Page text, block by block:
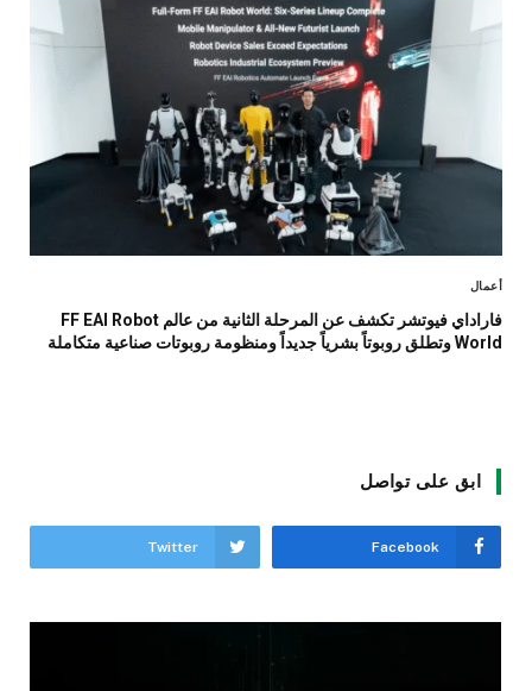
أعمال
فاراداي فيوتشر تكشف عن المرحلة الثانية من عالم FF EAI Robot
World وتطلق روبوتاً بشرياً جديداً ومنظومة روبوتات صناعية متكاملة
ابق على تواصل
Facebook
Twitter